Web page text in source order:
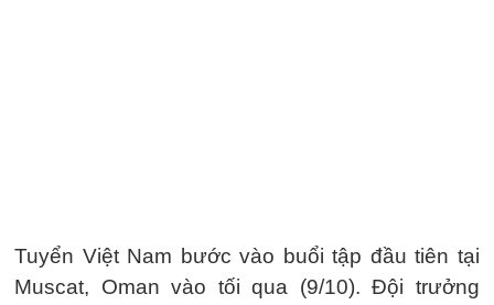
Tuyển Việt Nam bước vào buổi tập đầu tiên tại
Muscat, Oman vào tối qua (9/10). Đội trưởng